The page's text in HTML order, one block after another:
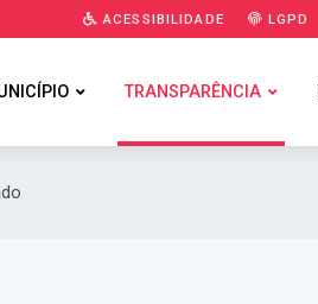
ACESSIBILIDADE LGPD
TRANSPARÊNCIA